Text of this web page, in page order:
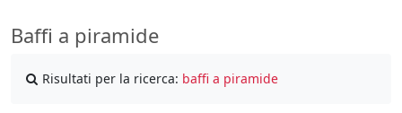
Baffi a piramide
Risultati per la ricerca: baffi a piramide